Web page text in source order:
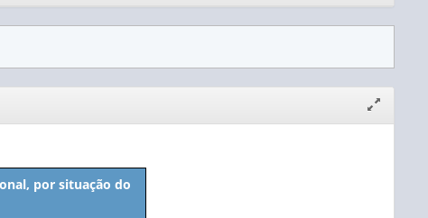
janela
por situação do